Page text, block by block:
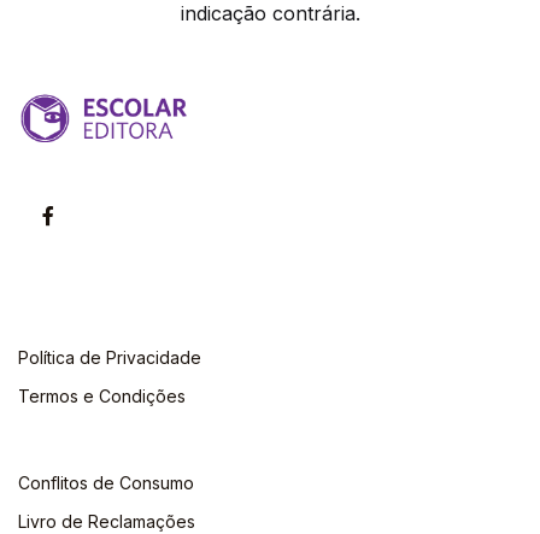
indicação contrária.
Política de Privacidade
Termos e Condições
Conflitos de Consumo
Livro de Reclamações